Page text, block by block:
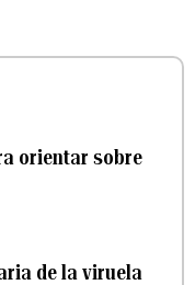
orientar sobre
de la viruela